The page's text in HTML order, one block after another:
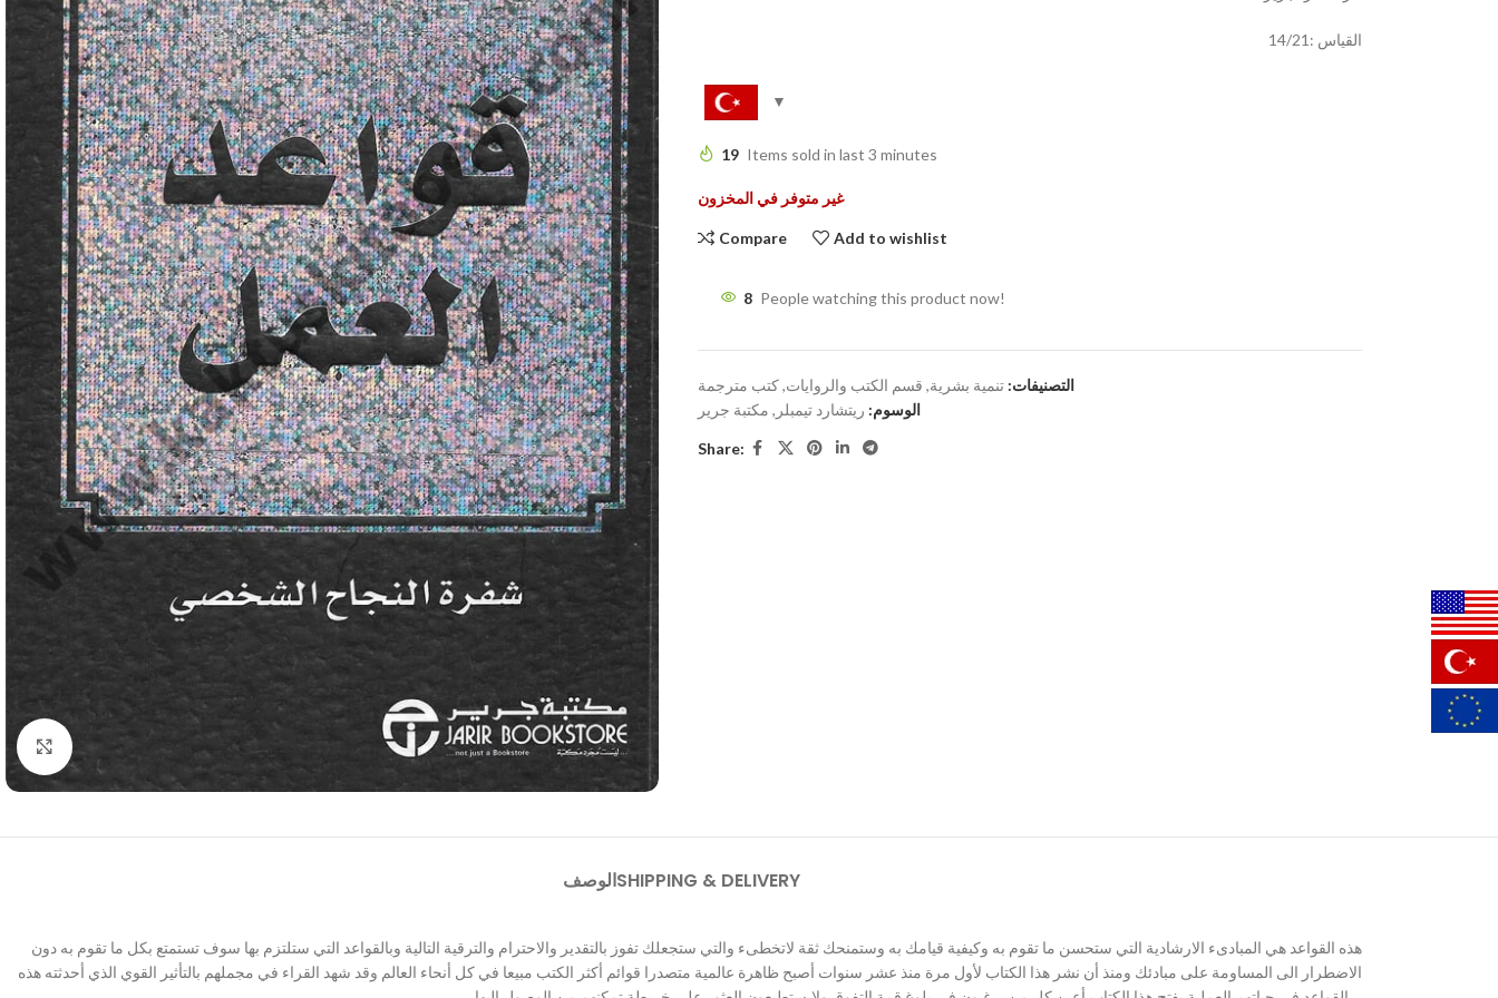
Click to enlarge
القياس :14/21
19 Items sold in last 3 minutes
غير متوفر في المخزون
Compare Add to wishlist
8 People watching this product now!
التصنيفات: تنمية بشرية, قسم الكتب والروايات,كتب مترجمة
الوسوم: ريتشارد تيمبلر , مكتبة جرير
Share:
الوصفSHIPPING & DELIVERY
هذه القواعد هي المبادىء الارشادية التي ستحسن ما تقوم به وكيفية قيامك به وستمنحك ثقة لاتخطىء والتي ستجعلك تفوز بالتقدير والاحترام والترقية التالية وبالقواعد التي ستلتزم بها سوف تستمتع بكل ما تقوم به دون
الاضطرار الى المساومة على مبادئك ومنذ أن نشر هذا الكتاب لأول مرة منذ عشر سنوات أصبح ظاهرة عالمية متصدرا قوائم أكثر الكتب مبيعا في كل أنحاء العالم وقد شهد القراء في مجملهم بالتأثير القوي الذي أحدثته هذه